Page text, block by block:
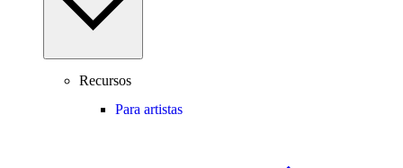
Recursos
Para artistas